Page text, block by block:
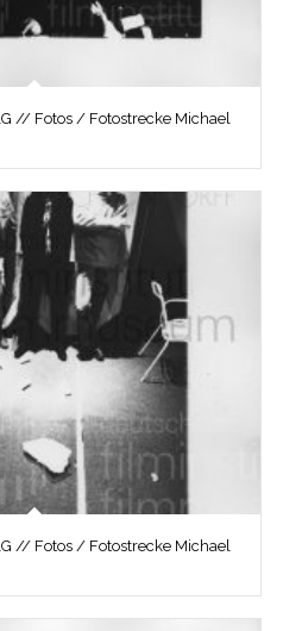
// Fotos / Fotostrecke Michael
// Fotos / Fotostrecke Michael